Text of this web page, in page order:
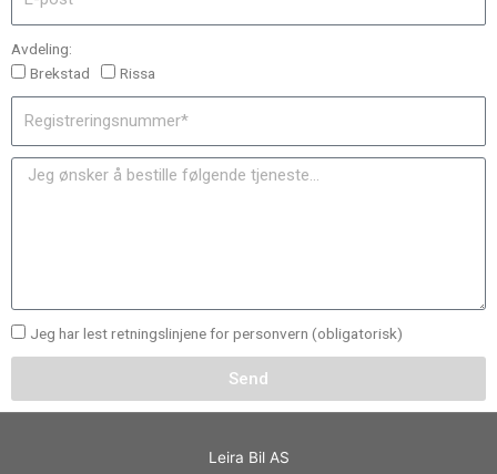
Avdeling:
Brekstad
Rissa
Jeg har lest retningslinjene for personvern (obligatorisk)
Send
Leira Bil AS